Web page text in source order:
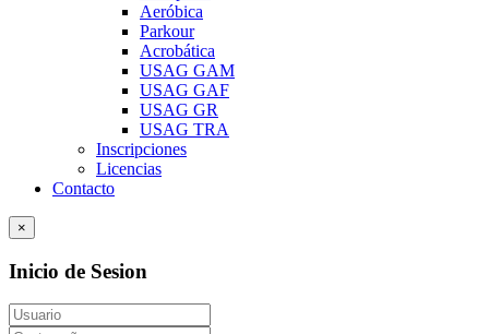
Aeróbica
Parkour
Acrobática
USAG GAM
USAG GAF
USAG GR
USAG TRA
Inscripciones
Licencias
Contacto
×
Inicio de Sesion